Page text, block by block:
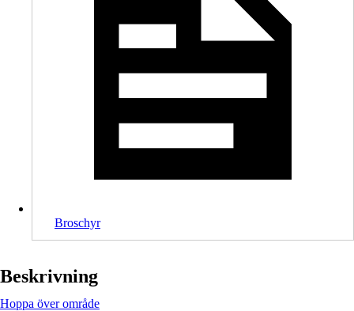
Broschyr
Beskrivning
Hoppa över område